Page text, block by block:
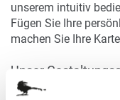
unserem intuitiv
Fügen Sie Ihre
machen Sie Ihre
Unser
Ideen um